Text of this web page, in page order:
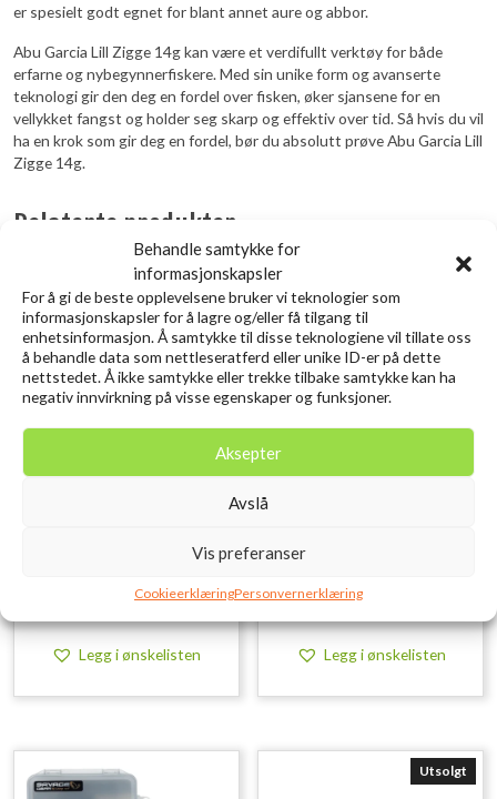
Behandle samtykke for
informasjonskapsler
For å gi de beste opplevelsene bruker vi teknologier som
informasjonskapsler for å lagre og/eller få tilgang til
enhetsinformasjon. Å samtykke til disse teknologiene vil tillate oss
å behandle data som nettleseratferd eller unike ID-er på dette
nettstedet. Å ikke samtykke eller trekke tilbake samtykke kan ha
negativ innvirkning på visse egenskaper og funksjoner.
Aksepter
Avslå
Vis preferanser
CookieerklæringPersonvernerklæring
er spesielt godt egnet for blant annet aure og abbor.
Abu Garcia Lill Zigge 14g kan være et verdifullt verktøy for både
erfarne og nybegynnerfiskere. Med sin unike form og avanserte
teknologi gir den deg en fordel over fisken, øker sjansene for en
vellykket fangst og holder seg skarp og effektiv over tid. Så hvis du vil
ha en krok som gir deg en fordel, bør du absolutt prøve Abu Garcia Lill
Zigge 14g.
Relaterte produkter
Utsolgt
9CM 20G Sinking Pink Belly
119,00
Legg i ønskelisten
9CM 20G Sinking Sardine
kr119,00
Legg i ønskelisten
Utsolgt